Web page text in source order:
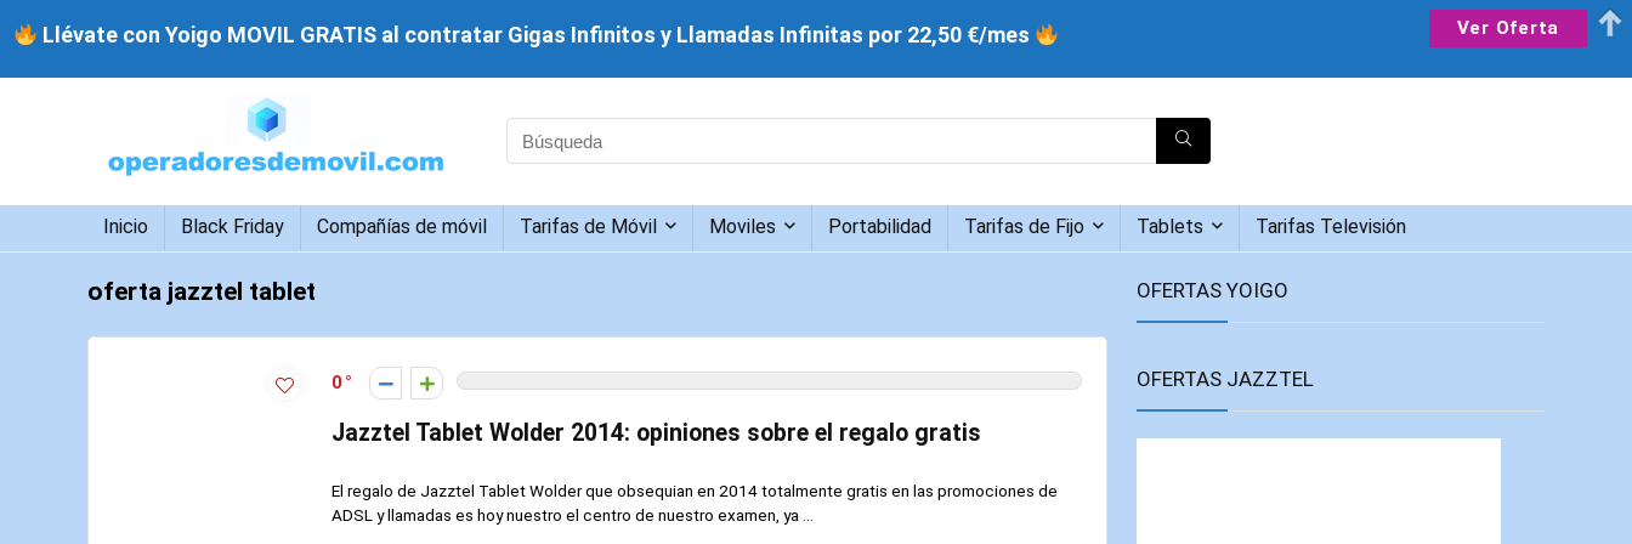
Inicio Black Friday Compañías de móvil Tarifas de Móvil Moviles Portabilidad Tarifas de Fijo Tablets Tarifas Televisión
oferta jazztel tablet
0
Jazztel Tablet Wolder 2014: opiniones sobre el regalo gratis
El regalo de Jazztel Tablet Wolder que obsequian en 2014 totalmente gratis en las promociones de
ADSL y llamadas es hoy nuestro el centro de nuestro examen, ya ...
OFERTAS YOIGO
OFERTAS JAZZTEL
Llévate con Yoigo MOVIL GRATIS al contratar Gigas Infinitos y Llamadas Infinitas por 22,50 €/mes Ver Oferta